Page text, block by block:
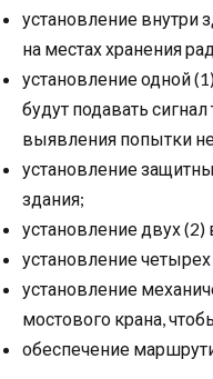
установление внутри
на местах хранения
установление одной
будут подавать
выявления попытки
установление
здания;
установление двух
установление
установление
мостового крана,
обеспечение